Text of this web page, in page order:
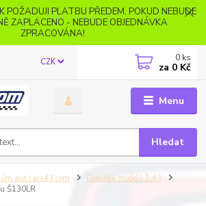
POŽADUJI PLATBU PŘEDEM. POKUD NEBUDE
ZAPLACENO - NEBUDE OBJEDNÁVKA
ZPRACOVÁNA!
Menu
CZK
Hledat
0 ks
za 0 Kč
aut cars43.com
Doplňky modelů 1:43
Š130LR